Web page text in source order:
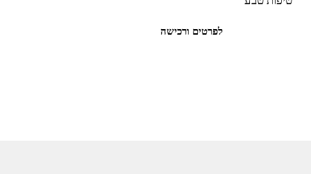
לפרטים ורכישה